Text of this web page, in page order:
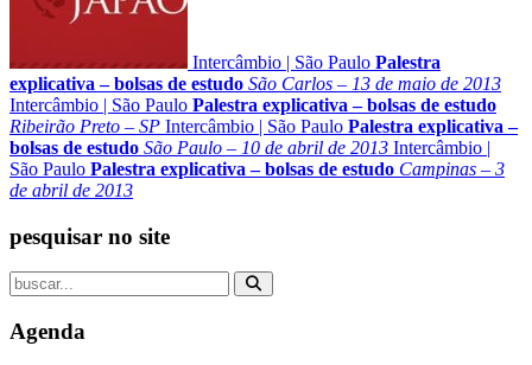
Intercâmbio | São Paulo Palestra
explicativa – bolsas de estudo São Carlos – 13 de maio de 2013
Intercâmbio | São Paulo Palestra explicativa – bolsas de estudo
Ribeirão Preto – SP Intercâmbio | São Paulo Palestra explicativa –
bolsas de estudo São Paulo – 10 de abril de 2013 Intercâmbio |
São Paulo Palestra explicativa – bolsas de estudo Campinas – 3
de abril de 2013
pesquisar no site
Agenda